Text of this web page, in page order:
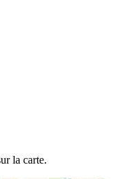
la carte.